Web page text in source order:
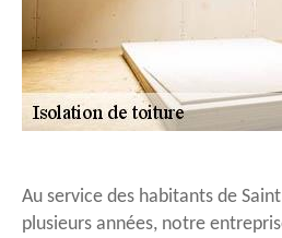
Au service des habitants de
plusieurs années, notre